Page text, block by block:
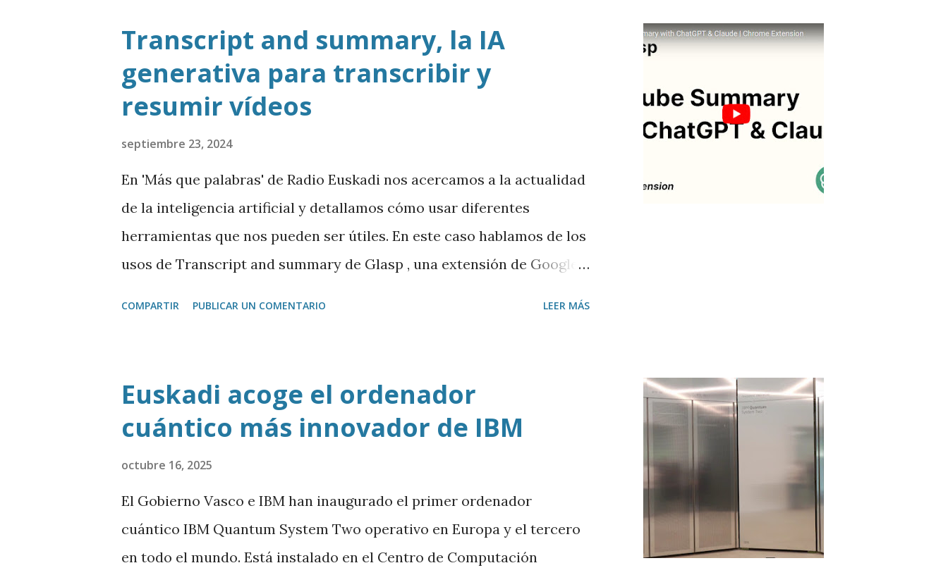
Transcript and summary, la IA
generativa para transcribir y
resumir vídeos
septiembre 23, 2024
En 'Más que palabras' de Radio Euskadi nos acercamos a la actualidad
de la inteligencia artificial y detallamos cómo usar diferentes
herramientas que nos pueden ser útiles. En este caso hablamos de los
usos de Transcript and summary de Glasp , una extensión de Google
COMPARTIR PUBLICAR UN COMENTARIO LEER MÁS
Euskadi acoge el ordenador
cuántico más innovador de IBM
octubre 16, 2025
El Gobierno Vasco e IBM han inaugurado el primer ordenador
cuántico IBM Quantum System Two operativo en Europa y el tercero
en todo el mundo. Está instalado en el Centro de Computación